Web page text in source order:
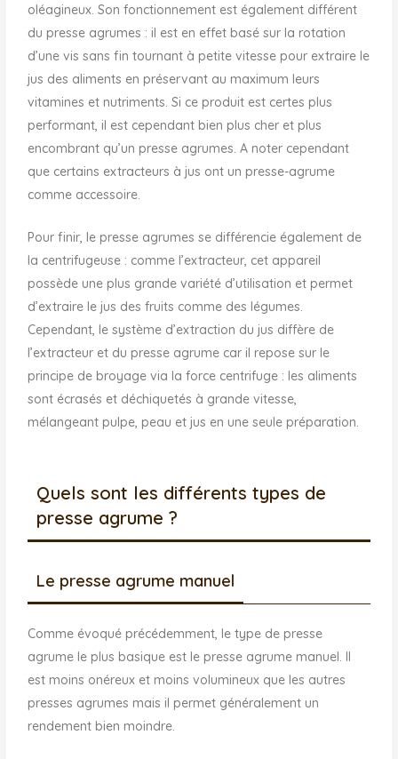
oléagineux. Son fonctionnement est également différent
du presse agrumes : il est en effet basé sur la rotation
d’une vis sans fin tournant à petite vitesse pour extraire le
jus des aliments en préservant au maximum leurs
vitamines et nutriments. Si ce produit est certes plus
performant, il est cependant bien plus cher et plus
encombrant qu’un presse agrumes. A noter cependant
que certains extracteurs à jus ont un presse-agrume
comme accessoire.
Pour finir, le presse agrumes se différencie également de
la centrifugeuse : comme l’extracteur, cet appareil
possède une plus grande variété d’utilisation et permet
d’extraire le jus des fruits comme des légumes.
Cependant, le système d’extraction du jus diffère de
l’extracteur et du presse agrume car il repose sur le
principe de broyage via la force centrifuge : les aliments
sont écrasés et déchiquetés à grande vitesse,
mélangeant pulpe, peau et jus en une seule préparation.
Quels sont les différents types de
presse agrume ?
Le presse agrume manuel
Comme évoqué précédemment, le type de presse
agrume le plus basique est le presse agrume manuel. Il
est moins onéreux et moins volumineux que les autres
presses agrumes mais il permet généralement un
rendement bien moindre.